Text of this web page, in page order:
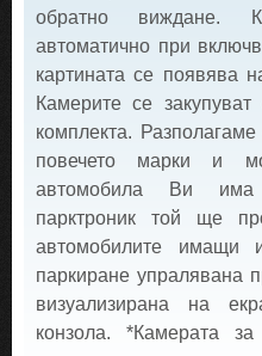
обратно виждане.
автоматично при
картината се появява
Камерите се
комплекта.
повечето марки и
автомобила Ви има
парктроник той ще
автомобилите имащи
паркиране упралявана
визуализирана на
конзола. *Камерата